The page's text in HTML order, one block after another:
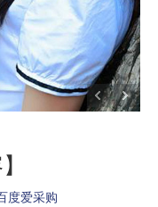
度爱采购